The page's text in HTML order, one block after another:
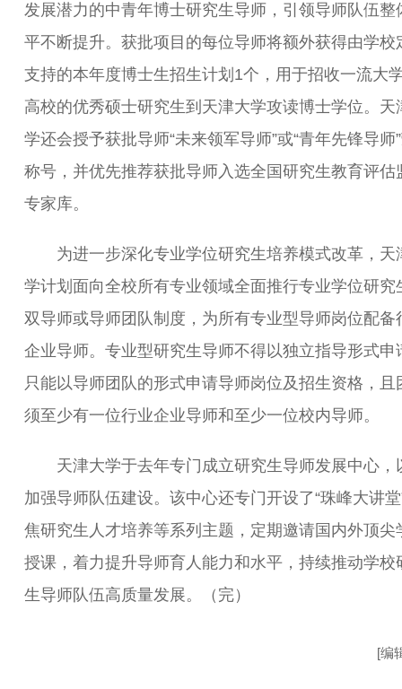
发展潜力的中青年博士研究生导师，引领导师队伍整
平不断提升。获批项目的每位导师将额外获得由学校
支持的本年度博士生招生计划1个，用于招收一流大
高校的优秀硕士研究生到天津大学攻读博士学位。天
学还会授予获批导师“未来领军导师”或“青年先锋导师
称号，并优先推荐获批导师入选全国研究生教育评估
专家库。
为进一步深化专业学位研究生培养模式改革，天
学计划面向全校所有专业领域全面推行专业学位研究
双导师或导师团队制度，为所有专业型导师岗位配备
企业导师。专业型研究生导师不得以独立指导形式申
只能以导师团队的形式申请导师岗位及招生资格，且
须至少有一位行业企业导师和至少一位校内导师。
天津大学于去年专门成立研究生导师发展中心，
加强导师队伍建设。该中心还专门开设了“珠峰大讲
焦研究生人才培养等系列主题，定期邀请国内外顶尖
授课，着力提升导师育人能力和水平，持续推动学校
生导师队伍高质量发展。（完）
[编